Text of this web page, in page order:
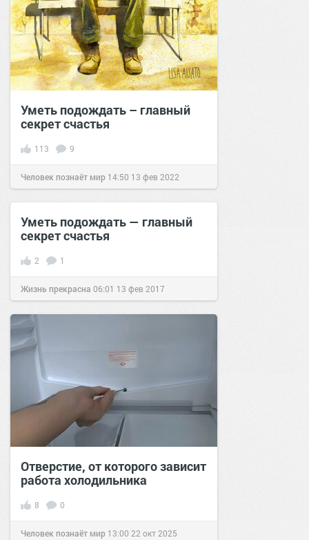
Уметь подождать – главный
секрет счастья
113 9
Человек познаёт мир 14:50 13 фев 2022
Уметь подождать — главный
секрет счастья
2 1
Жизнь прекрасна 06:01 13 фев 2017
Отверстие, от которого зависит
работа холодильника
8 0
Человек познаёт мир 13:00 22 окт 2025